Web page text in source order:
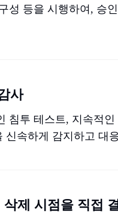
성 등을 시행하여, 승
사
침투 테스트, 지속적
신속하게 감지하고 대
제 시점을 직접